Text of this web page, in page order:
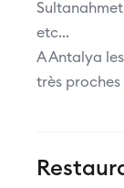
etc...
A Antalya
très